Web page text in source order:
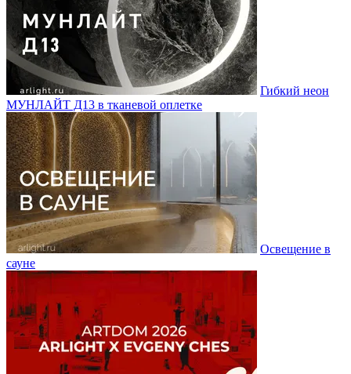
Гибкий неон
МУНЛАЙТ Д13 в тканевой оплетке
Освещение в
сауне